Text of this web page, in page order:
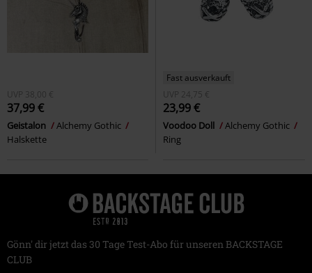
UVP 38,00 €
37,99 €
Geistalon
Alchemy Gothic
Halskette
Fast ausverkauft
UVP
24,75 €
23,99 €
Voodoo Doll
Alchemy Gothic
Ring
Gönn' dir jetzt das 30 Tage Test-Abo für unseren BACKSTAGE
CLUB